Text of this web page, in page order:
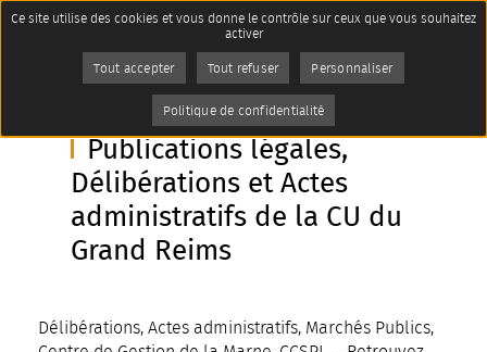
Accueil
Page active :
Publications légales,
Délibérations et Actes
administratifs de la CU du Grand
Imprimer
AddToAny (share) est désactivé.
Publications légales,
Délibérations et Actes
administratifs de la CU du
Grand Reims
Délibérations, Actes administratifs, Marchés Publics,
Panneau de gestion des cookies
Ce site utilise des cookies et vous donne le contrôle sur ceux que vous souhaitez
activer
Tout accepter Tout refuser Personnaliser
Politique de confidentialité